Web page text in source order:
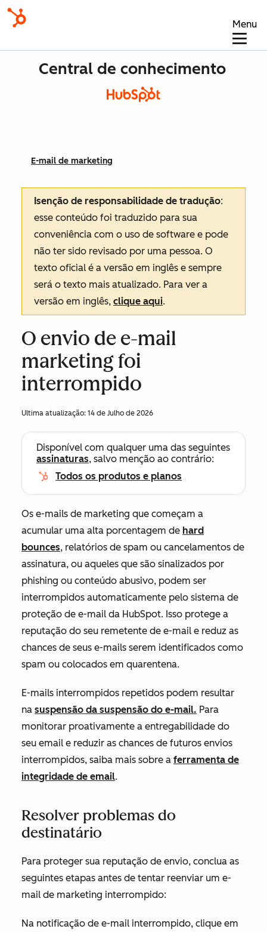
Menu
Central de conhecimento
E-mail de marketing
Isenção de responsabilidade de tradução:
esse conteúdo foi traduzido para sua
conveniência com o uso de software e pode
não ter sido revisado por uma pessoa. O
texto oficial é a versão em inglês e sempre
será o texto mais atualizado. Para ver a
versão em inglês, clique aqui.
O envio de e-mail
marketing foi
interrompido
Ultima atualização: 14 de Julho de 2026
Disponível com qualquer uma das seguintes
assinaturas, salvo menção ao contrário:
Todos os produtos e planos
Os e-mails de marketing que começam a
acumular uma alta porcentagem de hard
bounces, relatórios de spam ou cancelamentos de
assinatura, ou aqueles que são sinalizados por
phishing ou conteúdo abusivo, podem ser
interrompidos automaticamente pelo sistema de
proteção de e-mail da HubSpot. Isso protege a
reputação do seu remetente de e-mail e reduz as
chances de seus e-mails serem identificados como
spam ou colocados em quarentena.
E-mails interrompidos repetidos podem resultar
na suspensão da suspensão do e-mail. Para
monitorar proativamente a entregabilidade do
seu email e reduzir as chances de futuros envios
interrompidos, saiba mais sobre a ferramenta de
integridade de email.
Resolver problemas do
destinatário
Para proteger sua reputação de envio, conclua as
seguintes etapas antes de tentar reenviar um e-
mail de marketing interrompido:
Na notificação de e-mail interrompido, clique em